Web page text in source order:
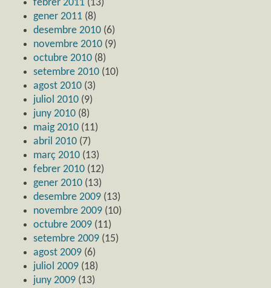
febrer 2011 (13)
gener 2011 (8)
desembre 2010 (6)
novembre 2010 (9)
octubre 2010 (8)
setembre 2010 (10)
agost 2010 (3)
juliol 2010 (9)
juny 2010 (8)
maig 2010 (11)
abril 2010 (7)
març 2010 (13)
febrer 2010 (12)
gener 2010 (13)
desembre 2009 (13)
novembre 2009 (10)
octubre 2009 (11)
setembre 2009 (15)
agost 2009 (6)
juliol 2009 (18)
juny 2009 (13)